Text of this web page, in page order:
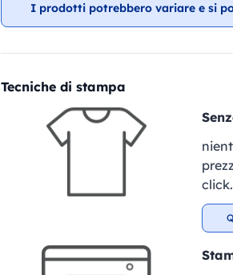
I prodotti potrebbero variare e si
Tecniche di stampa
click.